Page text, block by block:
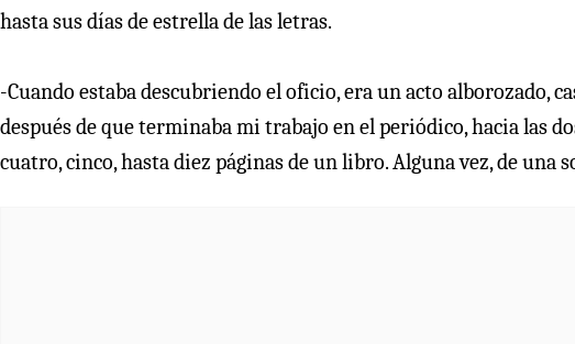
hasta sus días de estrella de las letras.
-Cuando estaba descubriendo el oficio, era un acto alborozado,
después de que terminaba mi trabajo en el periódico, hacia las
cuatro, cinco, hasta diez páginas de un libro. Alguna vez, de una